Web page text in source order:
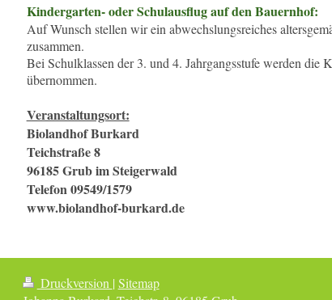
Kindergarten- oder Schulausflug auf den Bauernhof:
Auf Wunsch stellen wir ein abwechslungsreiches
zusammen.
Bei Schulklassen der 3. und 4. Jahrgangsstufe werden die
übernommen.
Veranstaltungsort:
Biolandhof Burkard
Teichstraße 8
96185 Grub im Steigerwald
Telefon 09549/1579
www.biolandhof-burkard.de
Druckversion | Sitemap